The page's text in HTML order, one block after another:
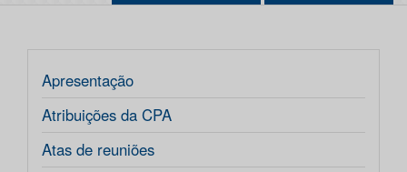
Apresentação
Atribuições da CPA
Atas de reuniões